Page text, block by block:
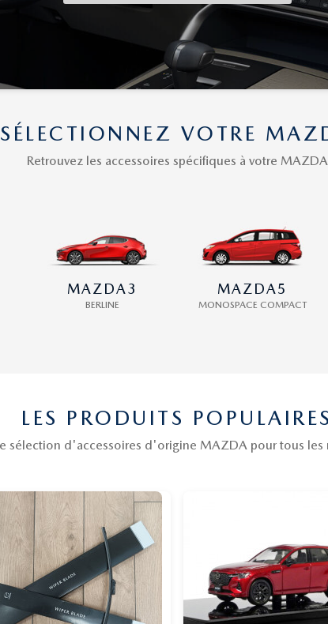
SÉLECTIONNEZ VOTRE
Retrouvez les accessoires spécifiques à votre MAZDA
MAZDA3
BERLINE
MAZDA5
MONOSPACE COMPACT
LES PRODUITS POPULAIRES
sélection d'accessoires d'origine MAZDA pour tous les